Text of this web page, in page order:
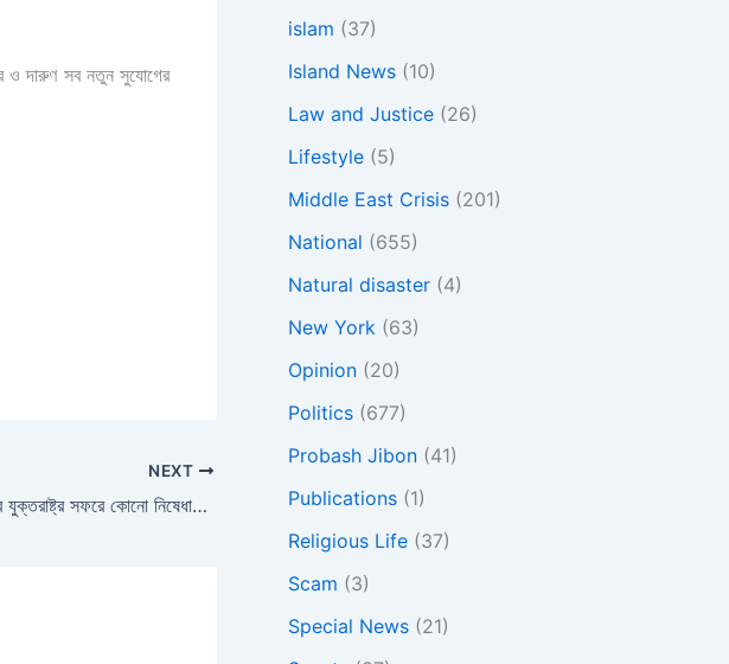
ও দারুণ সব নতুন সুযোগের
NEXT
প্রধানমন্ত্রী তারেক রহমানের যুক্তরাষ্ট্র সফরে কোনো নিষেধাজ্ঞা নেই, যাচ্ছেন জাতিসংঘের ৮১তম অধিবেশনে
islam (37)
Island News (10)
Law and Justice (26)
Lifestyle (5)
Middle East Crisis (201)
National (655)
Natural disaster (4)
New York (63)
Opinion (20)
Politics (677)
Probash Jibon (41)
Publications (1)
Religious Life (37)
Scam (3)
Special News (21)